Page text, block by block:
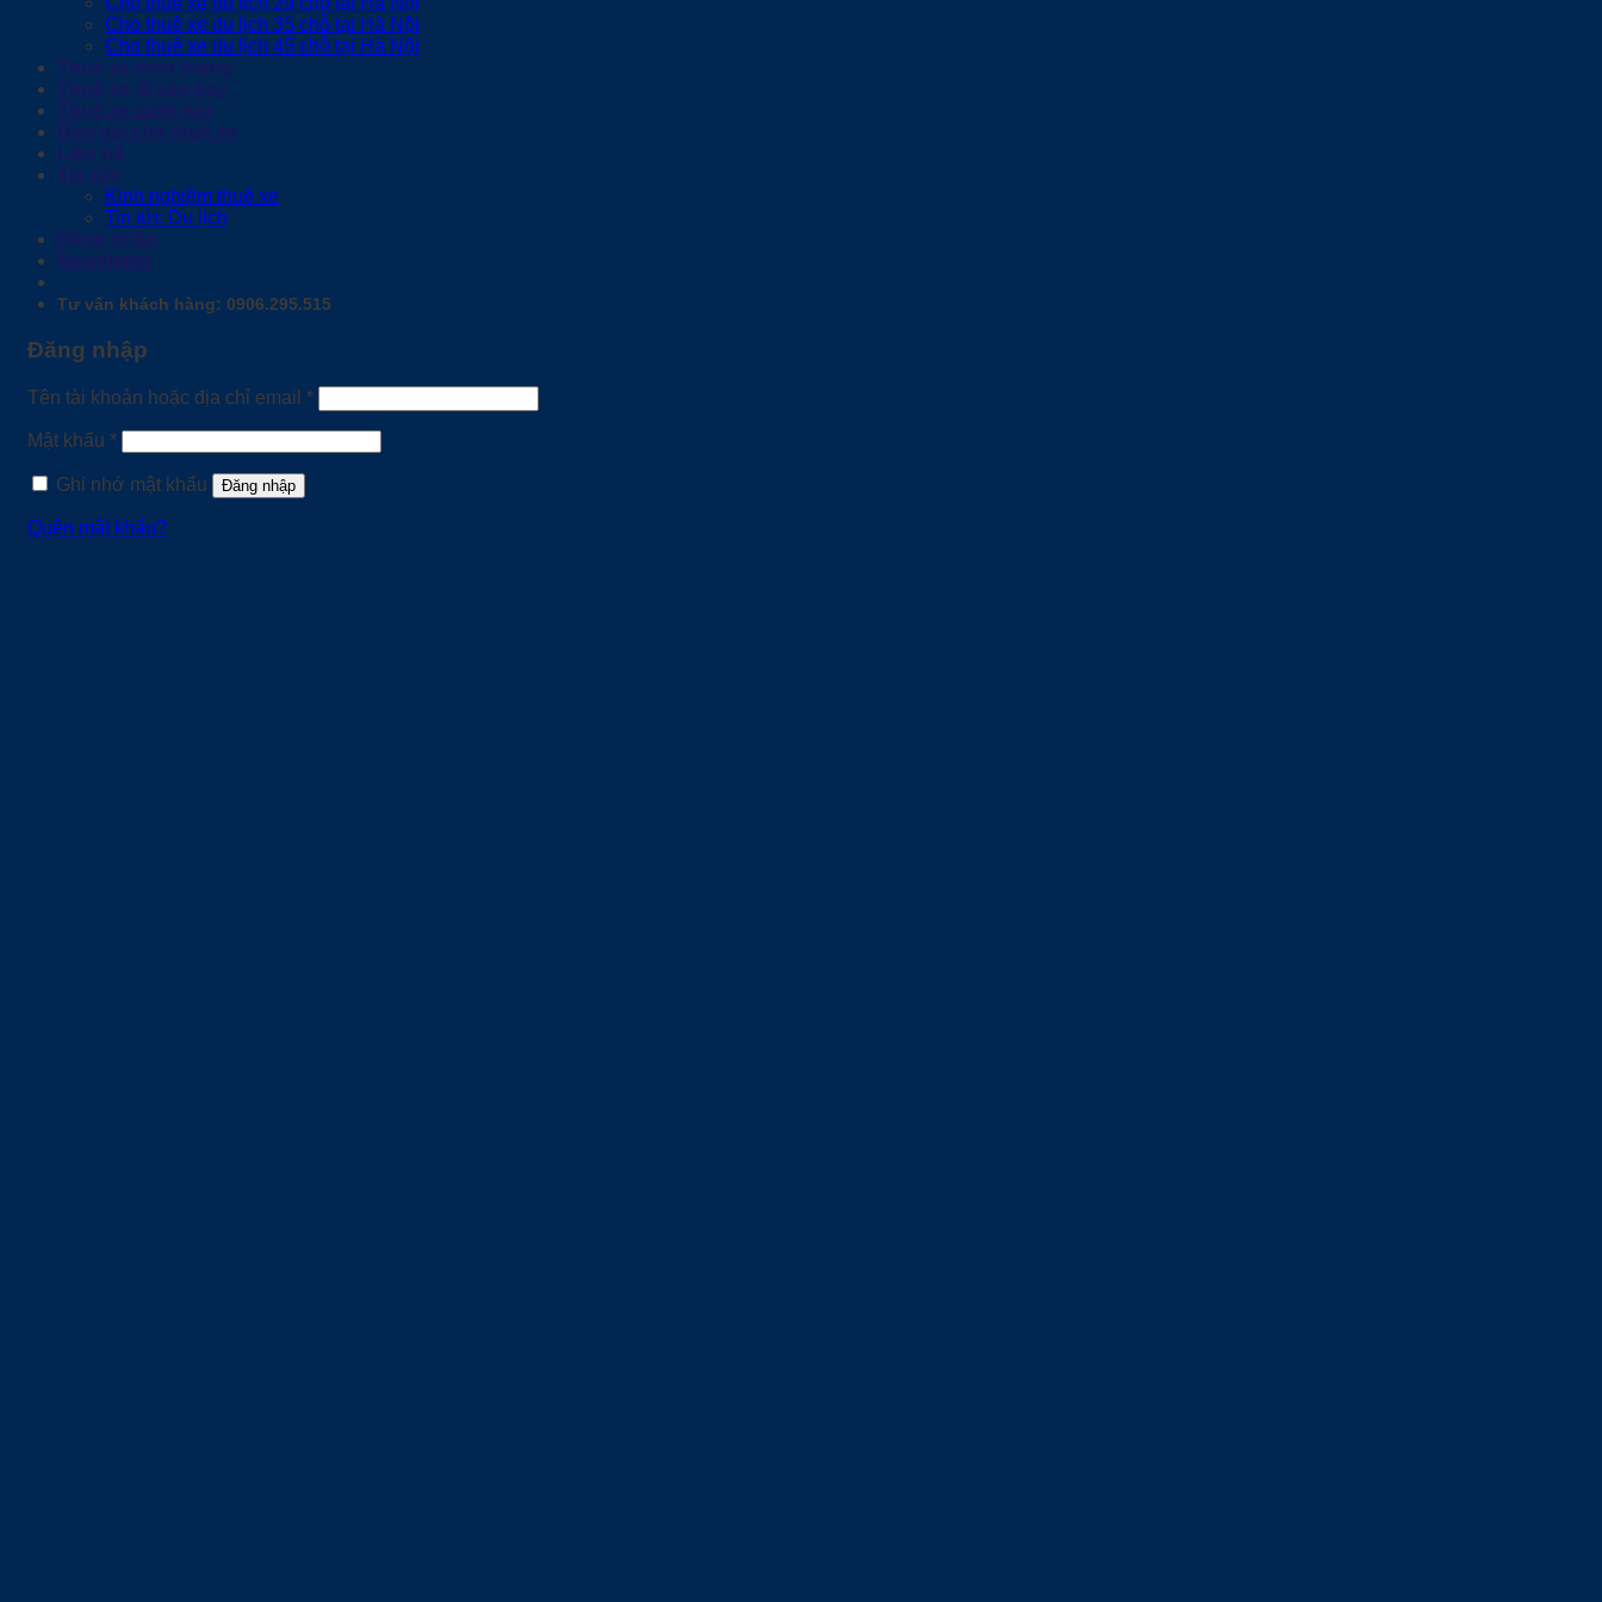
Cho thuê xe du lịch 35 chỗ tại Hà Nội
Cho thuê xe du lịch 45 chỗ tại Hà Nội
Thuê xe theo tháng
Thuê xe đi sân bay
Thuê xe cưới hỏi
Báo giá cho thuê xe
Liên hệ
Tin tức
Kinh nghiệm thuê xe
Tin tức Du lịch
Đăng nhập
Newsletter
Tư vấn khách hàng: 0906.295.515
Đăng nhập
Tên tài khoản hoặc địa chỉ email *Bắt
buộc
Mật khẩu *Bắt
Ghi nhớ mật khẩu
Đăng nhập
Quên mật khẩu?